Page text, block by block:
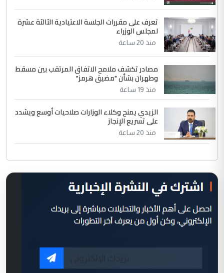
تعرف على مقررات الجلسة الاعتيادية الثالثة عشرة
لمجلس الوزراء
منذ 20 ساعة
مصادر تكشف ملامح الاتفاق المرتقب بين مسقط
وطهران بشأن "مضيق هرمز"
منذ 19 ساعة
الزيدي يمنح وكلاء الوزارات صلاحيات أوسع ويشدد
على تسريع الإنجاز
منذ 20 ساعة